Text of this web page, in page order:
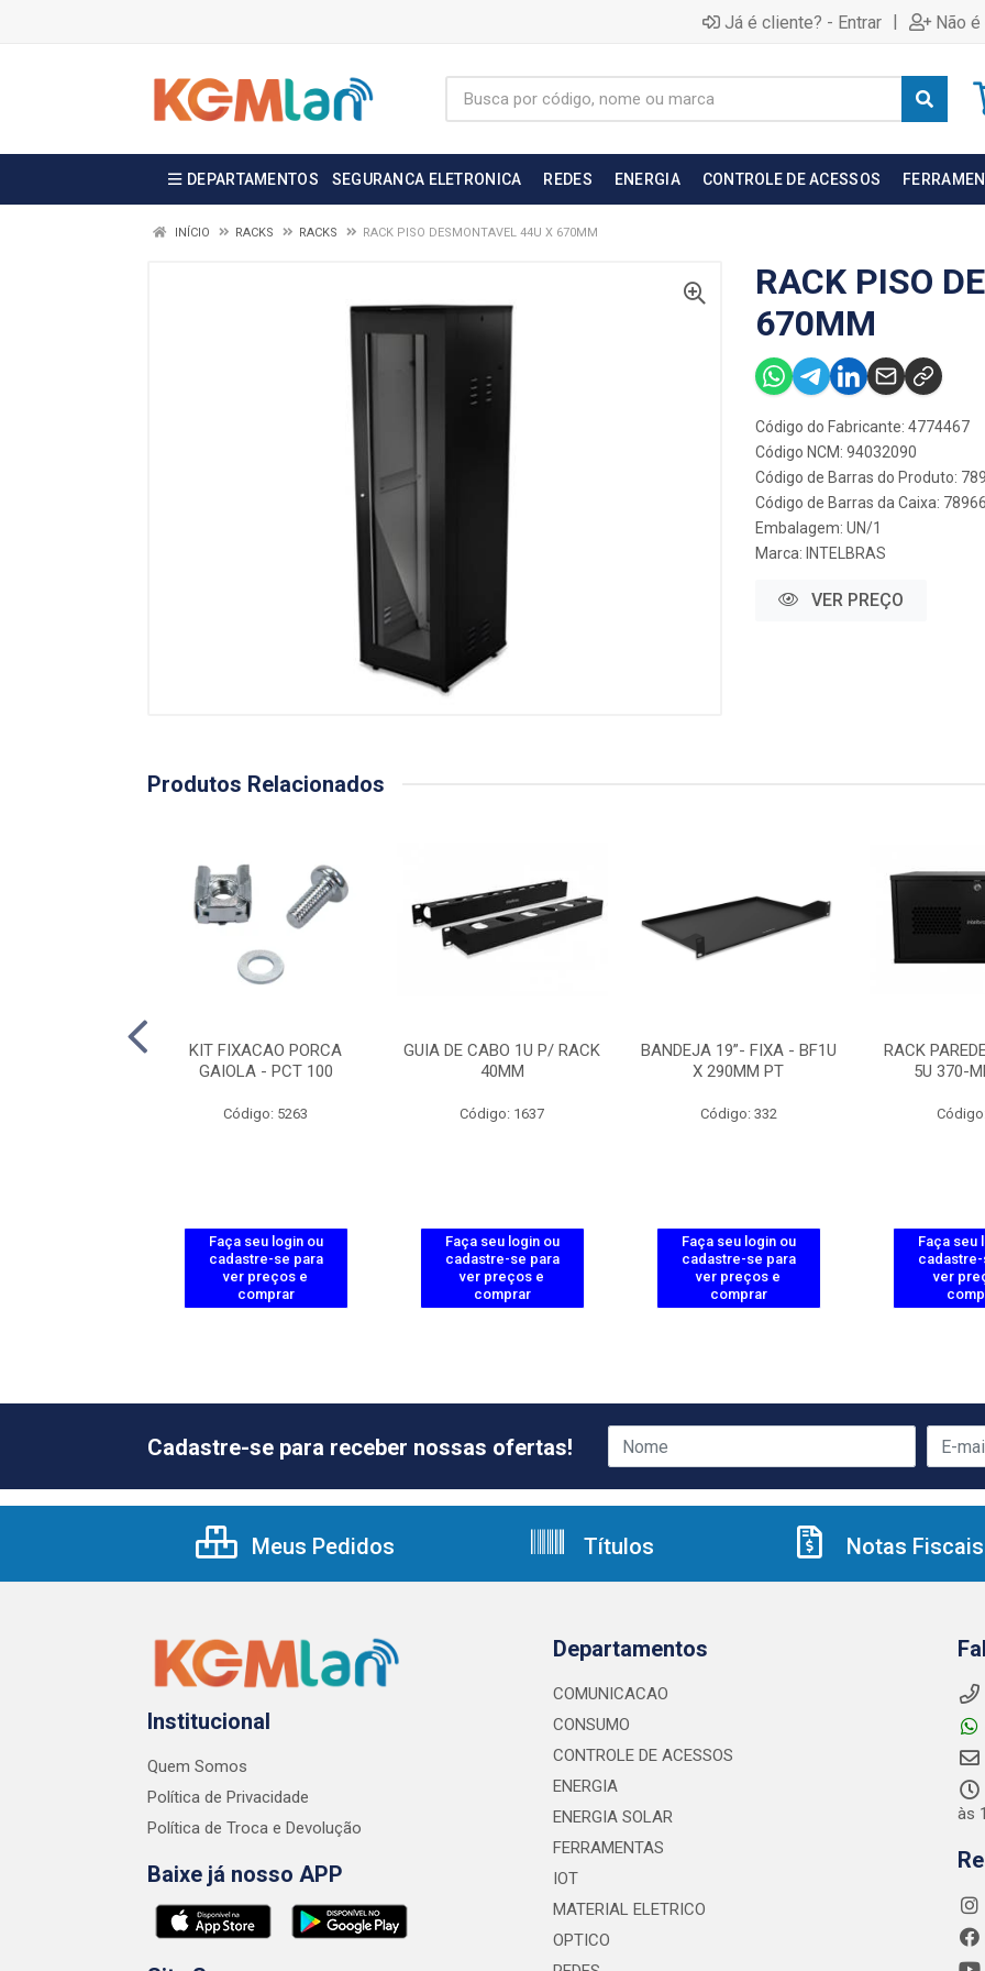
Já é cliente? - Entrar | Não
DEPARTAMENTOS SEGURANCA ELETRONICA REDES ENERGIA CONTROLE DE ACESSOS
INÍCIO RACKS RACKS RACK PISO DESMONTAVEL 44U X 670MM
RACK PISO
670MM
Código do Fabricante: 4774467
Código NCM: 94032090
Código de Barras do Produto:
Código de Barras da Caixa:
Embalagem: UN/1
Marca: INTELBRAS
VER PREÇO
Produtos Relacionados
KIT FIXACAO PORCA
GAIOLA - PCT 100
Código: 5263
Faça seu login ou
cadastre-se para
ver preços e
comprar
GUIA DE CABO 1U P/ RACK
40MM
Código: 1637
Faça seu login ou
cadastre-se para
ver preços e
comprar
BANDEJA 19”- FIXA - BF1U
X 290MM PT
Código: 332
Faça seu login ou
cadastre-se para
ver preços e
comprar
RACK
5U 370-
Faça seu
ver
Cadastre-se para receber nossas ofertas!
Meus Pedidos Títulos Notas Fiscais
Institucional
Quem Somos
Política de Privacidade
Política de Troca e Devolução
Baixe já nosso APP
Departamentos
COMUNICACAO
CONSUMO
CONTROLE DE ACESSOS
ENERGIA
ENERGIA SOLAR
FERRAMENTAS
IOT
MATERIAL ELETRICO
OPTICO
às